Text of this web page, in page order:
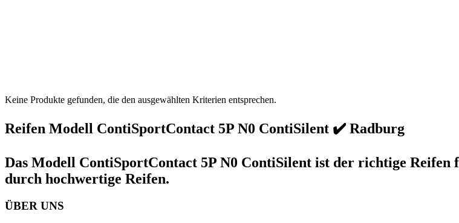
Keine Produkte gefunden, die den ausgewählten Kriterien entsprechen.
Reifen Modell ContiSportContact 5P N0 ContiSilent ✔️ Radburg
Das Modell ContiSportContact 5P N0 ContiSilent ist der richtige
durch hochwertige Reifen.
ÜBER UNS